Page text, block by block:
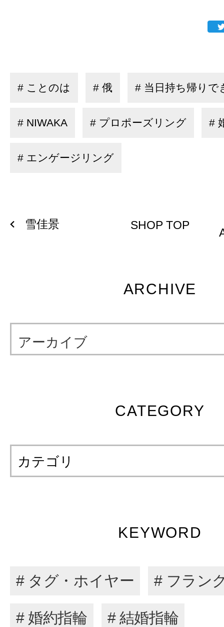
# ことのは # 俄 # 当日持ち帰りで
# NIWAKA # プロポーズリング #
# エンゲージリング
雪佳景 SHOP TOP
ARCHIVE
アーカイブ
CATEGORY
カテゴリ
KEYWORD
# タグ・ホイヤー # フラン
# 婚約指輪 # 結婚指輪